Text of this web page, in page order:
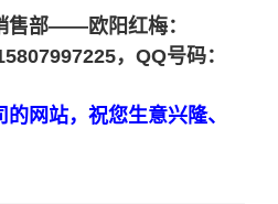
售部——欧阳红梅：
， QQ号码：
网站，祝您生意兴隆、